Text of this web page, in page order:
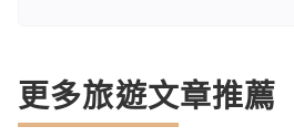
更多旅遊文章推薦